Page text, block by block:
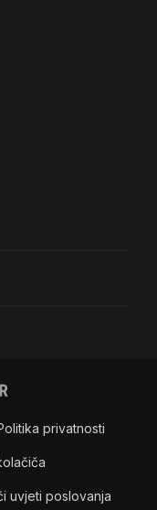
privatnosti
uvjeti poslovanja